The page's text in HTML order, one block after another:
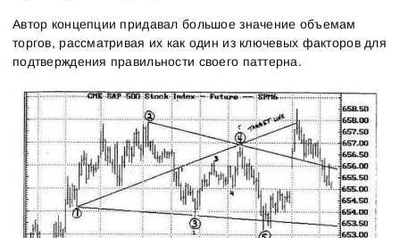
Автор концепции придавал большое значение объемам
торгов, рассматривая их как один из ключевых факторов для
подтверждения правильности своего паттерна.